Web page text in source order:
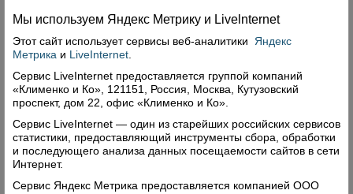
1914-1918 годов, отмечается ежегодно1
августа
согласно Федеральном закону РФ от 30
декабря 2012 года «О внесении изменений в
статью 1.1 Федерального закона «О днях
воинской славы и памятных датах России».
Памятные знаки, посвящённые участникам
Первой мировой войны, были установлены на
Соборной площади села Верховажья (1 августа)
и на улице Покровской в д. Урусовской Нижне-
Мы используем Яндекс Метрику и Livelnternet
Этот сайт использует сервисы веб-аналитики
Яндекс
Метрика и LiveInternet
Сервис LiveInternet предоставляется группой компаний
«Клименко и Ко», 121151, Россия, Москва, Кутузовский
проспект, дом 22, офис «Клименко и Ко».
Сервис LiveInternet — один из старейших российских сервисов
статистики, предоставляющий инструменты сбора, обработки
и последующего анализа данных посещаемости сайтов в сети
Интернет.
Сервис Яндекс Метрика предоставляется компанией ООО